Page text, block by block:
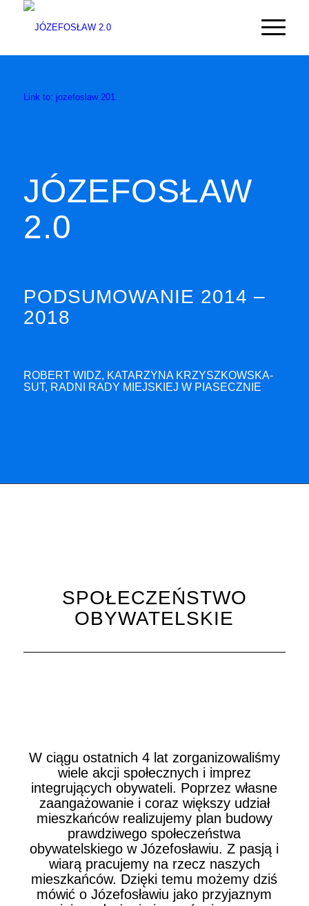
Link to: jozefoslaw 201
JÓZEFOSŁAW
2.0
PODSUMOWANIE 2014 –
2018
ROBERT WIDZ, KATARZYNA KRZYSZKOWSKA-
SUT, RADNI RADY MIEJSKIEJ W PIASECZNIE
SPOŁECZEŃSTWO
OBYWATELSKIE
W ciągu ostatnich 4 lat zorganizowaliśmy
wiele akcji społecznych i imprez
integrujących obywateli. Poprzez własne
zaangażowanie i coraz większy udział
mieszkańców realizujemy plan budowy
prawdziwego społeczeństwa
obywatelskiego w Józefosławiu. Z pasją i
wiarą pracujemy na rzecz naszych
mieszkańców. Dzięki temu możemy dziś
mówić o Józefosławiu jako przyjaznym